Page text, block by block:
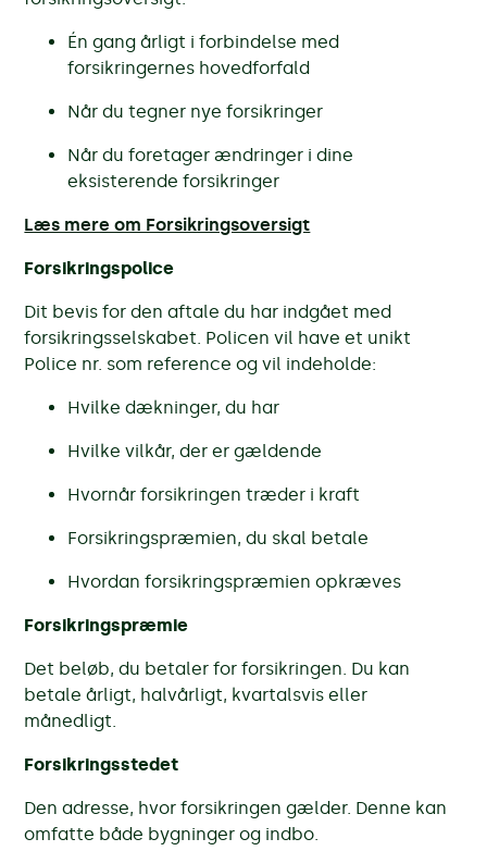
Én gang årligt i forbindelse med
forsikringernes hovedforfald
Når du tegner nye forsikringer
Når du foretager ændringer i dine
eksisterende forsikringer
Læs mere om Forsikringsoversigt
Forsikringspolice
Dit bevis for den aftale du har indgået med
forsikringsselskabet. Policen vil have et unikt
Police nr. som reference og vil indeholde:
Hvilke dækninger, du har
Hvilke vilkår, der er gældende
Hvornår forsikringen træder i kraft
Forsikringspræmien, du skal betale
Hvordan forsikringspræmien opkræves
Forsikringspræmie
Det beløb, du betaler for forsikringen. Du kan
betale årligt, halvårligt, kvartalsvis eller
månedligt.
Forsikringsstedet
Den adresse, hvor forsikringen gælder. Denne kan
omfatte både bygninger og indbo.